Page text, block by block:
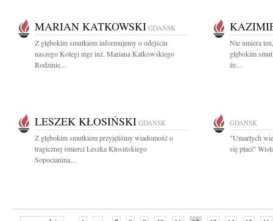
MARIAN KATKOWSKI GDAŃSK
Z głębokim smutkiem informujemy o odejściu
naszego Kolegi mgr inż. Mariana Katkowskiego
Rodzinie...
Nie umiera
głębokim
że...
LESZEK KŁOSIŃSKI GDAŃSK
Z głębokim smutkiem przyjęliśmy wiadomość o
tragicznej śmierci Leszka Kłosińskiego
Sopocianina,...
GDAŃSK
"Umarłych
się płaci"